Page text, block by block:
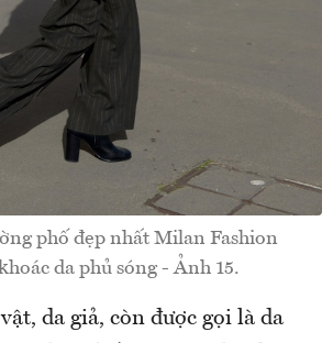
phố đẹp nhất Milan Fashion
da phủ sóng - Ảnh 15.
da giả, còn được gọi là da